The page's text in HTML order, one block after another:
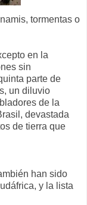
tormentas o
en la
sin
parte de
un diluvio
de la
devastada
de tierra que
han sido
y la lista